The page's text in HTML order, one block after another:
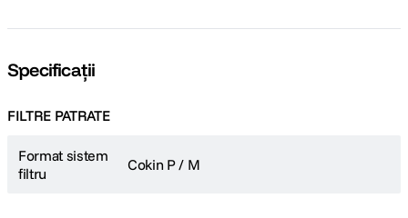
Specificații
FILTRE PATRATE
Format sistem
filtru
Cokin P / M